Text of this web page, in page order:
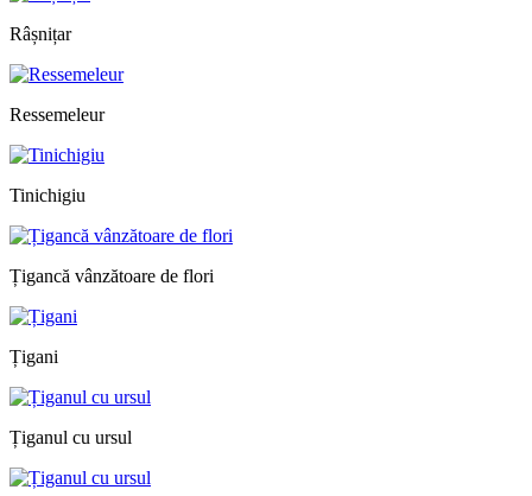
Râșnițar
Ressemeleur
Tinichigiu
Țigancă vânzătoare de flori
Țigani
Țiganul cu ursul